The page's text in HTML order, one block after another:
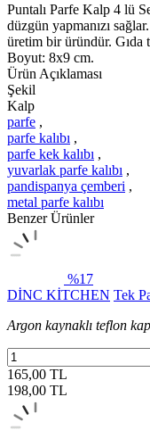
Puntalı Parfe Kalp 4 lü
düzgün yapmanızı
üretim bir üründür. Gıda
Boyut: 8x9 cm.
Ürün Açıklaması
Şekil
Kalp
parfe ,
parfe kalıbı ,
parfe kek kalıbı ,
yuvarlak parfe kalıbı ,
pandispanya çemberi ,
metal parfe kalıbı
Benzer Ürünler
%17
DİNC KİTCHEN Tek
Argon kaynaklı teflon
165,00 TL
198,00 TL